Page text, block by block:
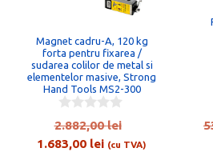
Magnet cadru-A, 120 kg
forta pentru fixarea /
sudarea colilor de metal si
elementelor masive, Strong
Hand Tools MS2-300
0
o
u
2.882,00lei
inițial
1.683,00 leiPrețul
(cu TVA)